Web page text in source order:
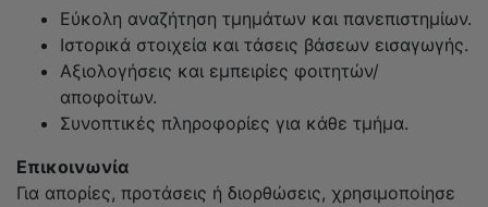
Εύκολη αναζήτηση τμημάτων και πανεπιστημίων.
Ιστορικά στοιχεία και τάσεις βάσεων εισαγωγής.
Αξιολογήσεις και εμπειρίες φοιτητών/
αποφοίτων.
Συνοπτικές πληροφορίες για κάθε τμήμα.
Επικοινωνία
Για απορίες, προτάσεις ή διορθώσεις, χρησιμοποίησε